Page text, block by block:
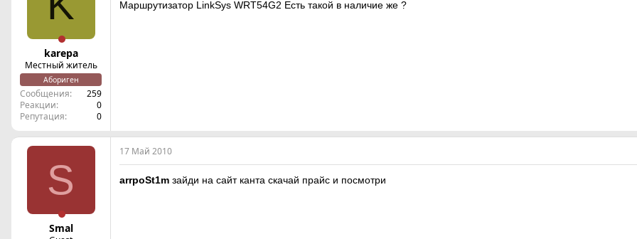
karepa
Местный житель
Абориген
Сообщения
259
Реакции
0
Репутация
0
Маршрутизатор LinkSys WRT54G2 Есть такой в наличие же ?
S
Smal
17 Май 2010
arrpoSt1m зайди на сайт канта скачай прайс и посмотри